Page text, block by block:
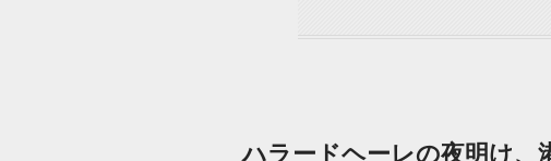
ハラードヘーレの夜明け、